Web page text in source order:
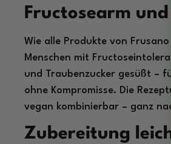
Fructosearm
Wie alle Produkte von
Menschen mit
und Traubenzucker gesüßt –
ohne Kompromisse. Die
vegan kombinierbar – ganz
Zubereitung